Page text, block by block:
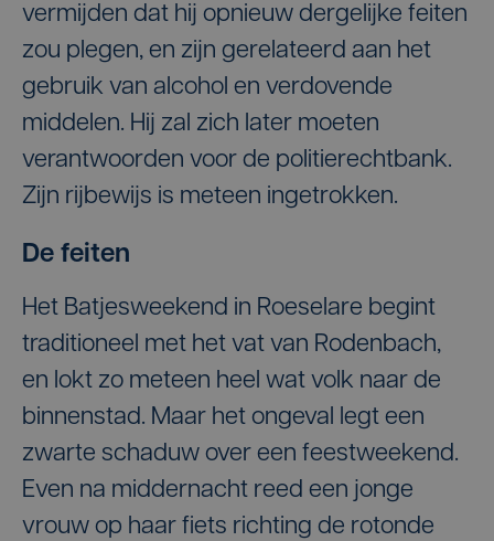
vermijden dat hij opnieuw dergelijke feiten
zou plegen, en zijn gerelateerd aan het
gebruik van alcohol en verdovende
middelen. Hij zal zich later moeten
verantwoorden voor de politierechtbank.
Zijn rijbewijs is meteen ingetrokken.
De feiten
Het Batjesweekend in Roeselare begint
traditioneel met het vat van Rodenbach,
en lokt zo meteen heel wat volk naar de
binnenstad. Maar het ongeval legt een
zwarte schaduw over een feestweekend.
Even na middernacht reed een jonge
vrouw op haar fiets richting de rotonde